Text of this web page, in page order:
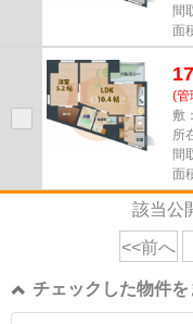
間
面
(管
敷
所
間
面
該当公
<<前へ
チェックした物件を